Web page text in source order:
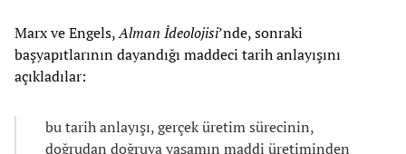
Marx ve Engels,Alman İdeolojisi’nde, sonraki
başyapıtlarının dayandığı maddeci tarih anlayışını
açıkladılar:
bu tarih anlayışı, gerçek üretim sürecinin,
doğrudan doğruya yaşamın maddi üretiminden